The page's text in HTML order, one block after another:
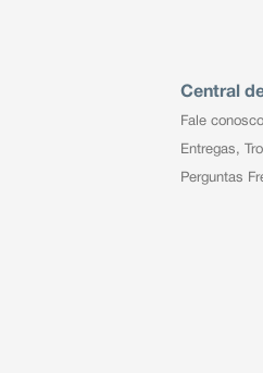
Central
Fale conosco
Entregas,
Perguntas